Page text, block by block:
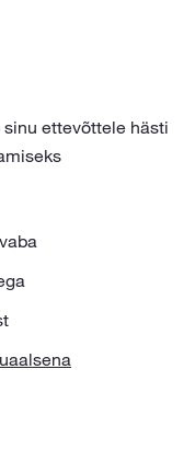
ettevõttele hästi